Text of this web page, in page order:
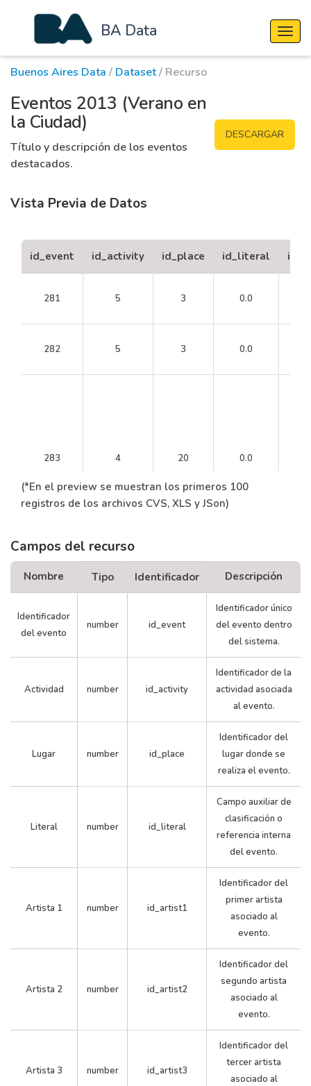
BA Data
Buenos Aires Data / Dataset/ Recurso
Eventos 2013 (Verano en
la Ciudad)
Título y descripción de los eventos
destacados.
DESCARGAR
Vista Previa de Datos
id_event id_activity id_place id_literal
281 5 3 0.0
282 5 3 0.0
283 4 20 0.0
0.0
0.0
(*En el preview se muestran los primeros 100
registros de los archivos CVS, XLS y JSon)
Campos del recurso
Nombre Tipo Identificador Descripción
Identificador
del evento
number id_event
Identificador único
del evento dentro
del sistema.
Actividad number id_activity
Identificador de la
actividad asociada
al evento.
Lugar number id_place
Identificador del
lugar donde se
realiza el evento.
Literal number id_literal
Campo auxiliar de
clasificación o
referencia interna
del evento.
Artista 1 number id_artist1
Identificador del
primer artista
asociado al
evento.
Artista 2 number id_artist2
Identificador del
segundo artista
asociado al
evento.
Artista 3 number id_artist3
Identificador del
tercer artista
asociado al